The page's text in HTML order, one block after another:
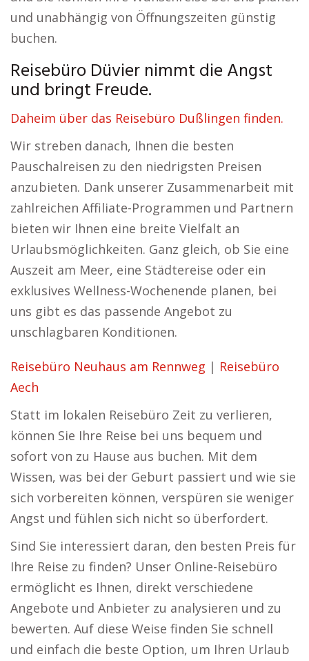
und unabhängig von Öffnungszeiten günstig
buchen.
Reisebüro Düvier nimmt die Angst
und bringt Freude.
Daheim über das Reisebüro Dußlingen finden.
Wir streben danach, Ihnen die besten
Pauschalreisen zu den niedrigsten Preisen
anzubieten. Dank unserer Zusammenarbeit mit
zahlreichen Affiliate-Programmen und Partnern
bieten wir Ihnen eine breite Vielfalt an
Urlaubsmöglichkeiten. Ganz gleich, ob Sie eine
Auszeit am Meer, eine Städtereise oder ein
exklusives Wellness-Wochenende planen, bei
uns gibt es das passende Angebot zu
unschlagbaren Konditionen.
Reisebüro Neuhaus am Rennweg | Reisebüro
Aech
Statt im lokalen Reisebüro Zeit zu verlieren,
können Sie Ihre Reise bei uns bequem und
sofort von zu Hause aus buchen. Mit dem
Wissen, was bei der Geburt passiert und wie sie
sich vorbereiten können, verspüren sie weniger
Angst und fühlen sich nicht so überfordert.
Sind Sie interessiert daran, den besten Preis für
Ihre Reise zu finden? Unser Online-Reisebüro
ermöglicht es Ihnen, direkt verschiedene
Angebote und Anbieter zu analysieren und zu
bewerten. Auf diese Weise finden Sie schnell
und einfach die beste Option, um Ihren Urlaub